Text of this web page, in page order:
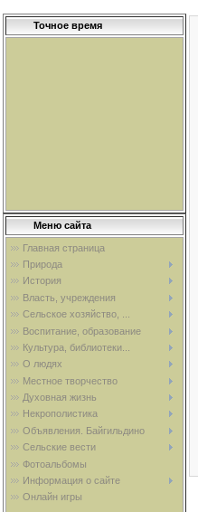
Точное время
Меню сайта
Главная страница
Природа
История
Власть, учреждения
Сельское хозяйство, ...
Воспитание, образование
Культура, библиотеки...
О людях
Местное творчество
Духовная жизнь
Некрополистика
Объявления. Байгильдино
Сельские вести
Фотоальбомы
Информация о сайте
Онлайн игры